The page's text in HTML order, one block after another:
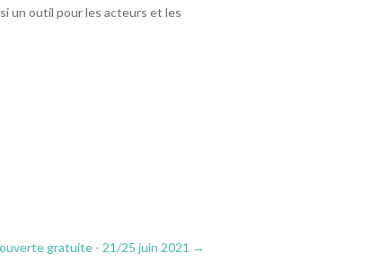
un outil pour les acteurs et les
gratuite - 21/25 juin 2021 →